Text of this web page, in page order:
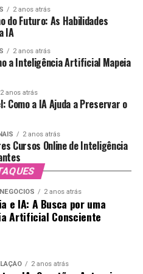
em bebidas
O controle
de extração garante que
da mesma maneira.
as máquinas sejam
ser ajustadas para
de sabor, mantendo a
de
em constante evolução, e
de algumas das principais
eficiente e eficaz.
e a Privacidade:
da blockchain com
estabelecer um padrão mais
a ver o potencial dessas
seus modelos de
de Contratos
da implementação
estão alguns exemplos:
2 anos atrás
do Futuro: As Habilidades
IA
2 anos atrás
a Inteligência Artificial Mapeia
2 anos atrás
Como a IA Ajuda a Preservar o
2 anos atrás
Cursos Online de Inteligência
2 anos atrás
e IA: A Busca por uma
Artificial Consciente
2 anos atrás